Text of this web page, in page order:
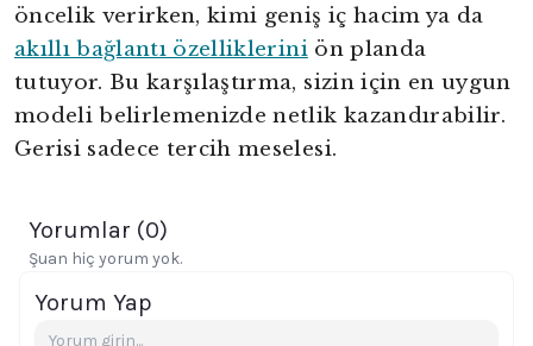
öncelik verirken, kimi geniş iç hacim ya da
akıllı bağlantı özellikleriniön planda
tutuyor. Bu karşılaştırma, sizin için en uygun
modeli belirlemenizde netlik kazandırabilir.
Gerisi sadece tercih meselesi.
Yorumlar (0)
Şuan hiç yorum yok.
Yorum Yap